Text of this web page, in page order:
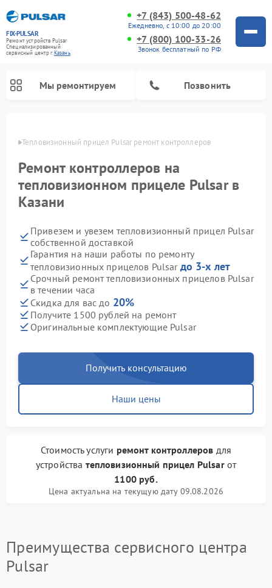
FIX-PULSAR
Ремонт устройств Pulsar
Специализированный
cервисный центр г.Казань
+7 (843) 500-48-62
Ежедневно, с 10:00 до 20:00
+7 (800) 100-33-26
Звонок бесплатный по РФ
Мы ремонтируем Позвонить
Тепловизионный прицел Pulsar ремонт контроллеров
Ремонт контроллеров на
тепловизионном прицеле Pulsar в
Казани
Привезем и увезем тепловизионный прицел Pulsar
собственной доставкой
Гарантия на наши работы по ремонту
тепловизионных прицелов Pulsar до 3-х лет
Срочный ремонт тепловизионных прицелов Pulsar
в течении часа
Скидка для вас до 20%
Получите 1500 рублей на ремонт
Оригинальные комплектующие Pulsar
Получить консультацию
Наши цены
Стоимость услуги ремонт контроллеров для
устройства тепловизионный прицел Pulsarот
1100 руб.
Цена актуальна на текущую дату 09.08.2026
Преимущества сервисного центра
Pulsar